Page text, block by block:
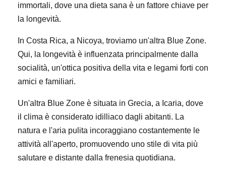
immortali, dove una dieta sana è un fattore chiave per
la longevità.
In Costa Rica, a Nicoya, troviamo un'altra Blue Zone.
Qui, la longevità è influenzata principalmente dalla
socialità, un'ottica positiva della vita e legami forti con
amici e familiari.
Un'altra Blue Zone è situata in Grecia, a Icaria, dove
il clima è considerato idilliaco dagli abitanti. La
natura e l'aria pulita incoraggiano costantemente le
attività all'aperto, promuovendo uno stile di vita più
salutare e distante dalla frenesia quotidiana.